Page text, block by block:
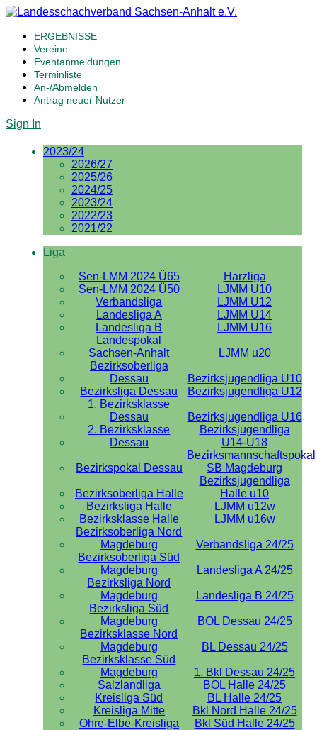
ERGEBNISSE
Vereine
Eventanmeldungen
Terminliste
An-/Abmelden
Antrag neuer Nutzer
Sign In
2023/24
2026/27
2025/26
2024/25
2023/24
2022/23
2021/22
Liga
Sen-LMM 2024 Ü65
Harzliga
Sen-LMM 2024 Ü50
LJMM U10
Verbandsliga
LJMM U12
Landesliga A
LJMM U14
Landesliga B
LJMM U16
Landespokal
Sachsen-Anhalt
LJMM u20
Bezirksoberliga
Dessau
Bezirksjugendliga U10
Bezirksliga Dessau
Bezirksjugendliga U12
1. Bezirksklasse
Dessau
Bezirksjugendliga U16
2. Bezirksklasse
Dessau
Bezirksjugendliga
U14-U18
Bezirkspokal Dessau
Bezirksmannschaftspokal
SB Magdeburg
Bezirksoberliga Halle
Bezirksjugendliga
Halle u10
Bezirksliga Halle
LJMM u12w
Bezirksklasse Halle
LJMM u16w
Bezirksoberliga Nord
Magdeburg
Verbandsliga 24/25
Bezirksoberliga Süd
Magdeburg
Landesliga A 24/25
Bezirksliga Nord
Magdeburg
Landesliga B 24/25
Bezirksliga Süd
Magdeburg
BOL Dessau 24/25
Bezirksklasse Nord
Magdeburg
BL Dessau 24/25
Bezirksklasse Süd
Magdeburg
1. Bkl Dessau 24/25
Salzlandliga
BOL Halle 24/25
Kreisliga Süd
BL Halle 24/25
Kreisliga Mitte
Bkl Nord Halle 24/25
Ohre-Elbe-Kreisliga
Bkl Süd Halle 24/25